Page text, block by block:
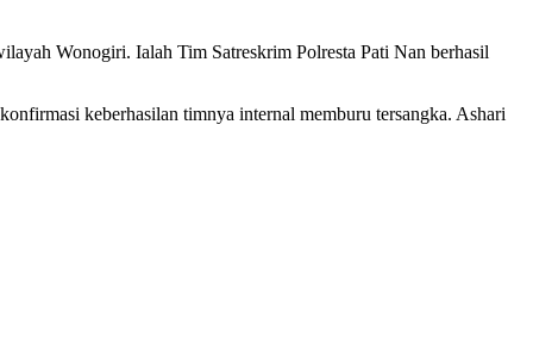
Wonogiri. Ialah Tim Satreskrim Polresta Pati Nan berhasil
keberhasilan timnya internal memburu tersangka. Ashari